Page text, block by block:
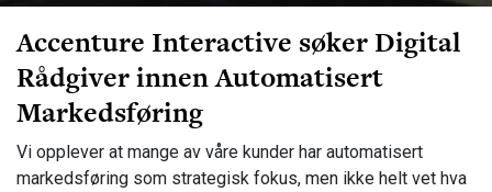
Accenture Interactive søker Digital
Rådgiver innen Automatisert
Markedsføring
Vi opplever at mange av våre kunder har automatisert
markedsføring som strategisk fokus, men ikke helt vet hva